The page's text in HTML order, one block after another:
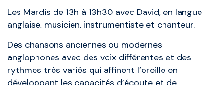
Les Mardis de 13h à 13h30 avec David, en langue
anglaise, musicien, instrumentiste et chanteur.
Des chansons anciennes ou modernes
anglophones avec des voix différentes et des
rythmes très variés qui affinent l’oreille en
développant les capacités d’écoute et de